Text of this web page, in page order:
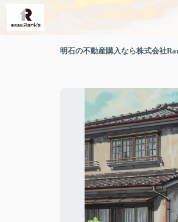
明石の不動産購入なら株式会社